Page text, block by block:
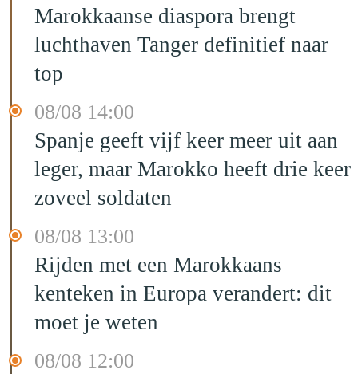
Marokkaanse diaspora brengt
luchthaven Tanger definitief naar
top
08/08 14:00
Spanje geeft vijf keer meer uit aan
leger, maar Marokko heeft drie keer
zoveel soldaten
08/08 13:00
Rijden met een Marokkaans
kenteken in Europa verandert: dit
moet je weten
08/08 12:00